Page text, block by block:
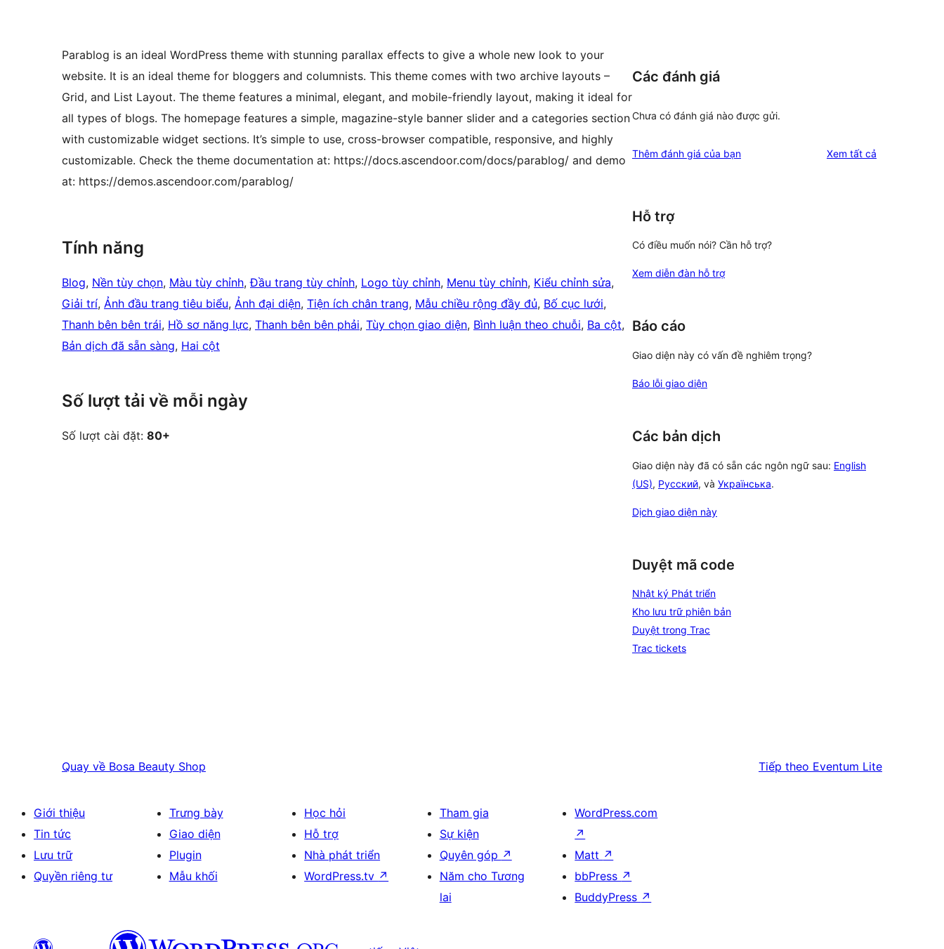
Parablog is an ideal WordPress theme with stunning parallax effects to give a whole new look to your
website. It is an ideal theme for bloggers and columnists. This theme comes with two archive layouts –
Grid, and List Layout. The theme features a minimal, elegant, and mobile-friendly layout, making it ideal for
all types of blogs. The homepage features a simple, magazine-style banner slider and a categories section
with customizable widget sections. It’s simple to use, cross-browser compatible, responsive, and highly
customizable. Check the theme documentation at: https://docs.ascendoor.com/docs/parablog/ and demo
at: https://demos.ascendoor.com/parablog/
Tính năng
Blog, Nền tùy chọn, Màu tùy chỉnh, Đầu trang tùy chỉnh, Logo tùy chỉnh, Menu tùy chỉnh, Kiểu chỉnh sửa
Giải trí, Ảnh đầu trang tiêu biểu, Ảnh đại diện, Tiện ích chân trang, Mẫu chiều rộng đầy đủ, Bố cục lưới
Thanh bên bên trái, Hồ sơ năng lực, Thanh bên bên phải, Tùy chọn giao diện, Bình luận theo chuỗi, Ba cột
Bản dịch đã sẵn sàng, Hai cột
Số lượt tải về mỗi ngày
Số lượt cài đặt: 80+
Các đánh giá
Chưa có đánh giá nào được gửi.
Thêm đánh giá của bạn Xem tất cả
Hỗ trợ
Có điều muốn nói? Cần hỗ trợ?
Xem diễn đàn hỗ trợ
Báo cáo
Giao diện này có vấn đề nghiêm trọng?
Báo lỗi giao diện
Các bản dịch
Giao diện này đã có sẵn các ngôn ngữ sau: English
(US), Русский, và Українська.
Dịch giao diện này
Duyệt mã code
Nhật ký Phát triển
Kho lưu trữ phiên bản
Duyệt trong Trac
Trac tickets
Quay về Bosa Beauty Shop Tiếp theo Eventum Lite
Giới thiệu
Tin tức
Lưu trữ
Quyền riêng tư
Trưng bày
Giao diện
Plugin
Mẫu khối
Học hỏi
Hỗ trợ
Nhà phát triển
WordPress.tv ↗
Tham gia
Sự kiện
Quyên góp ↗
Năm cho Tương
lai
WordPress.com
↗
Matt ↗
bbPress ↗
BuddyPress ↗